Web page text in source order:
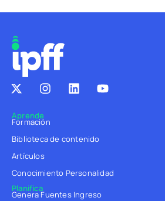
Aprende
Formación
Biblioteca de contenido
Artículos
Conocimiento Personalidad
Planifica
Genera Fuentes Ingreso